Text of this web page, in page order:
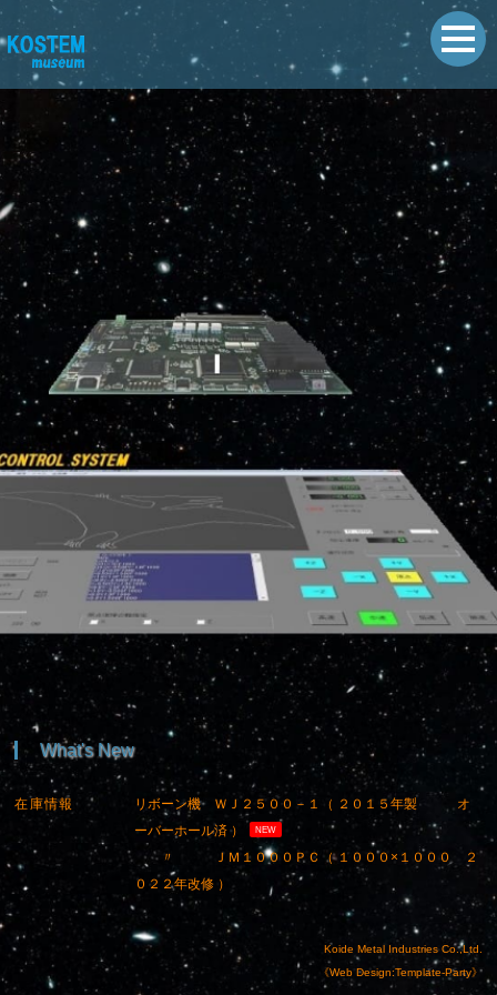
What's New
在庫情報
リボーン機 ＷＪ２５００－１（ ２０１５年製 オ
ーバーホール済 ）
NEW
〃 ＪＭ１０００ＰＣ（ １０００×１０００ ２
０２２年改修 ）
〃 ＪＭ５００ＰＣ （ １０００×５００ ２
０１９年改修 ）
受 賞
日本ウォータージェット学会より学会賞を頂きました。
>> 詳しくは ここをクリック
Koide Metal Industries Co.,Ltd.
《Web Design:Template-Party》